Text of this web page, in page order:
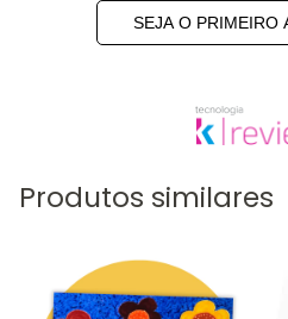
SEJA O PRIMEIRO
Produtos similares